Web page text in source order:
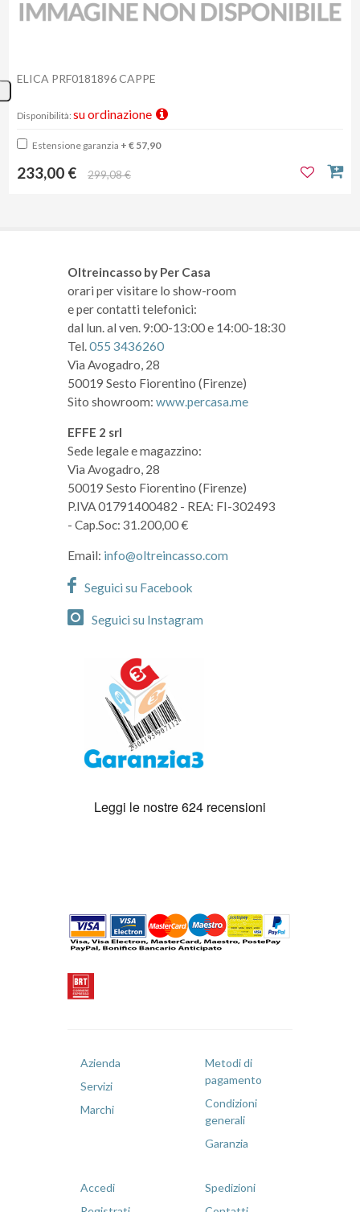
ELICA PRF0181896 CAPPE
Disponibilità: su ordinazione
Estensione garanzia + € 57,90
233,00 € 299,08 €
Oltreincasso by Per Casa
orari per visitare lo show-room
e per contatti telefonici:
dal lun. al ven. 9:00-13:00 e 14:00-18:30
Tel.055 3436260
Via Avogadro, 28
50019 Sesto Fiorentino (Firenze)
Sito showroom: www.percasa.me
EFFE 2 srl
Sede legale e magazzino:
Via Avogadro, 28
50019 Sesto Fiorentino (Firenze)
P.IVA 01791400482 - REA: FI-302493
- Cap.Soc: 31.200,00 €
Email: info@oltreincasso.com
Seguici su Facebook
Seguici su Instagram
Azienda
Servizi
Marchi
Metodi di
pagamento
Condizioni
generali
Garanzia
Accedi
Spedizioni